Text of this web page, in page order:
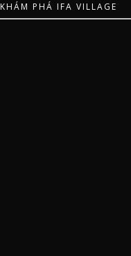
KHÁM PHÁ IFA VILLAGE